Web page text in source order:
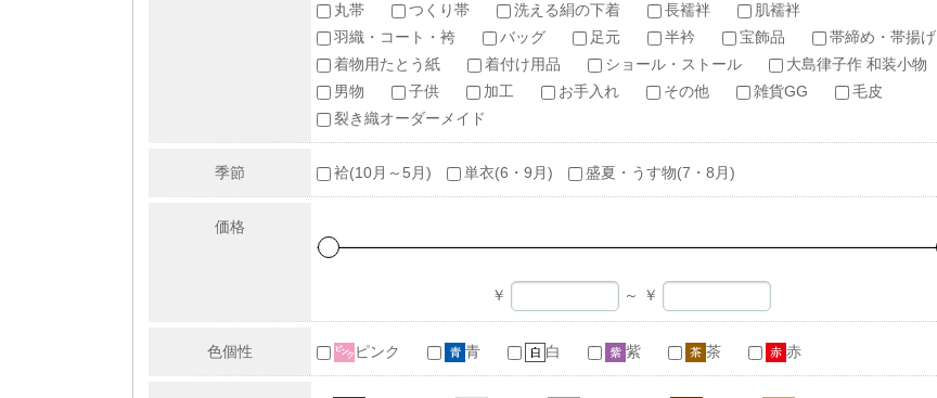
丸帯
つくり帯 洗える絹の下着 長襦袢
肌襦袢
羽織・コート・袴
バッグ 足元 半衿 宝飾品
帯締め・帯揚げ
着物用たとう紙
着付け用品 ショール・ストール
大島律子作 和装小物
男物
子供 加工 お手入れ その他 雑貨GG
毛皮
裂き織オーダーメイド
季節 袷(10月～5月) 単衣(6・9月) 盛夏・うす物(7・8月)
価格
￥ ～ ￥
色個性 ピンク 青 白 紫 茶 赤